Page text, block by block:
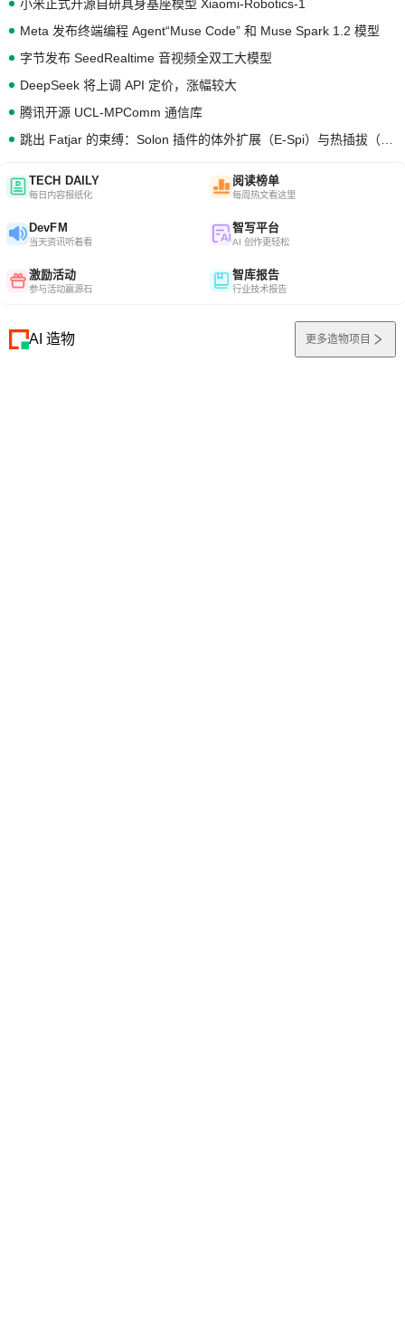
小米正式开源自研具身基座模型 Xiaomi-Robotics-1
Meta 发布终端编程 Agent“Muse Code” 和 Muse Spark 1.2 模型
字节发布 SeedRealtime 音视频全双工大模型
DeepSeek 将上调 API 定价，涨幅较大
腾讯开源 UCL-MPComm 通信库
TECH DAILY
每日内容报纸化
阅读榜单
每周热文看这里
DevFM
当天资讯听着看
智写平台
AI 创作更轻松
激励活动
参与活动赢源石
智库报告
行业技术报告
AI 造物 更多造物项目